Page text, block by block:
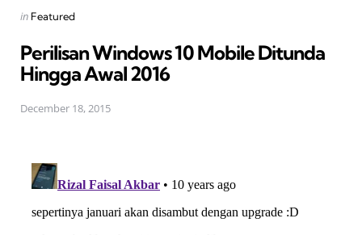
Posted
in Featured
Perilisan Windows 10 Mobile Ditunda
Hingga Awal 2016
December 18, 2015